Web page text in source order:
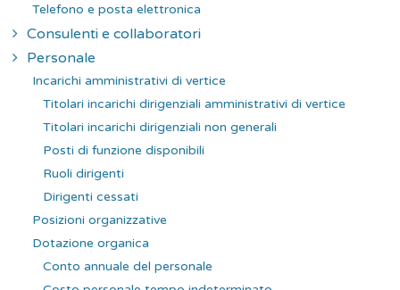
Telefono e posta elettronica
Consulenti e collaboratori
Personale
Incarichi amministrativi di vertice
Titolari incarichi dirigenziali amministrativi di vertice
Titolari incarichi dirigenziali non generali
Posti di funzione disponibili
Ruoli dirigenti
Dirigenti cessati
Posizioni organizzative
Dotazione organica
Conto annuale del personale